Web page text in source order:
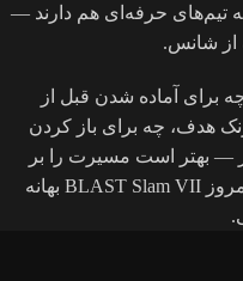
تیم‌های حرفه‌ای هم دارند —
از شانس.
آماده شدن قبل از
هدف، چه برای باز کردن
— بهتر است مسیرت را بر
اساس داده و سیستم بچینی. خبر داغ امروز BLAST Slam VII بهانه